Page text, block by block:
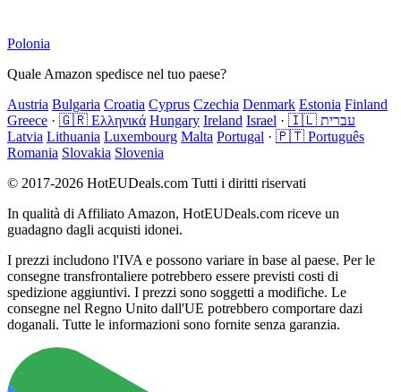
Polonia
Quale Amazon spedisce nel tuo paese?
Austria Bulgaria Croatia Cyprus Czechia Denmark Estonia Finland
Greece · 🇬🇷 Ελληνικά Hungary Ireland Israel ·
🇮🇱 עברית
Latvia Lithuania Luxembourg Malta Portugal · 🇵🇹 Português
Romania Slovakia Slovenia
© 2017-2026 HotEUDeals.com Tutti i diritti riservati
In qualità di Affiliato Amazon, HotEUDeals.com riceve un
guadagno dagli acquisti idonei.
I prezzi includono l'IVA e possono variare in base al paese. Per le
consegne transfrontaliere potrebbero essere previsti costi di
spedizione aggiuntivi. I prezzi sono soggetti a modifiche. Le
consegne nel Regno Unito dall'UE potrebbero comportare dazi
doganali. Tutte le informazioni sono fornite senza garanzia.